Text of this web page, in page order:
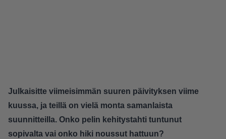
Julkaisitte viimeisimmän suuren päivityksen viime
kuussa, ja teillä on vielä monta samanlaista
suunnitteilla. Onko pelin kehitystahti tuntunut
sopivalta vai onko hiki noussut hattuun?